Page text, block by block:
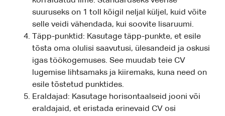
suuruseks on 1 toll kõigil neljal küljel, kuid võite
selle veidi vähendada, kui soovite lisaruumi.
Täpp-punktid: Kasutage täpp-punkte, et esile
tõsta oma olulisi saavutusi, ülesandeid ja oskusi
igas töökogemuses. See muudab teie CV
lugemise lihtsamaks ja kiiremaks, kuna need on
esile tõstetud punktides.
Eraldajad: Kasutage horisontaalseid jooni või
eraldajaid, et eristada erinevaid CV osi